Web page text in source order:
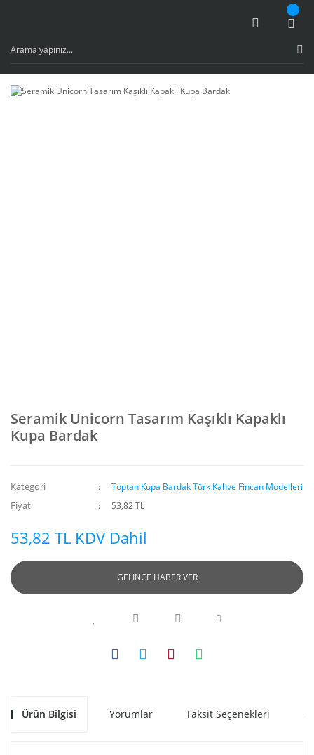
Seramik Unicorn Tasarım Kaşıklı Kapaklı
Kupa Bardak
Kategori Toptan Kupa Bardak Türk Kahve Fincan Modelleri
Fiyat 53,82 TL
53,82 TL KDV Dahil
GELİNCE HABER VER
Ürün Bilgisi Yorumlar Taksit Seçenekleri